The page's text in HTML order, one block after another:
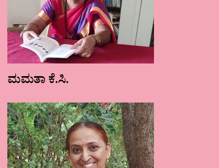
ಮಮತಾ ಕೆ.ಸಿ.